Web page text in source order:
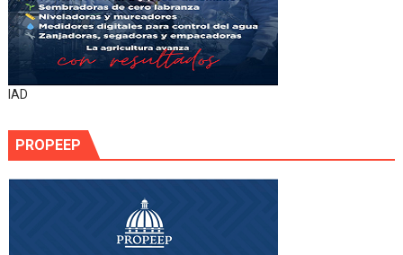
IAD
PROPEEP